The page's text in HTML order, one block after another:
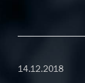
14.12.2018